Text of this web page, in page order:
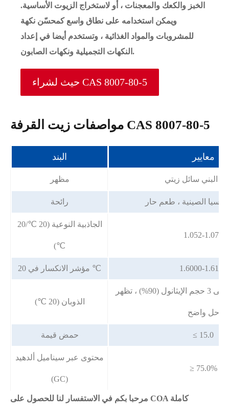
الخبز والكعك والمعجنات ، أو لاستخراج الزيوت الأساسية.
ويمكن استخدامه على نطاق واسع كمحسّن نكهة
للمشروبات والمواد الغذائية ، وتستخدم أيضا في إعداد
النكهات التجميلية ونكهات الصابون.
حيث لشراء CAS 8007-80-5
مواصفات زيت القرفة CAS 8007-80-5
البند معايير
مظهر البني سائل زيتي
رائحة كاسيا الصينية ، طعم حار
الجاذبية النوعية (20 ℃/20
℃)
1.052-1.070
مؤشر الانكسار في 20 ℃ 1.6000-1.6140
الذوبان (20 ℃)
إضافة 1 حجم العينة إلى 3 حجم الإيثانول (90%) ، تظهر
حل واضح
حمض قيمة ≤ 15.0
محتوى عبر سيناميل ألدهيد
(GC)
≥ 75.0%
مرحبا بكم في الاستفسار لنا للحصول على COA كاملة